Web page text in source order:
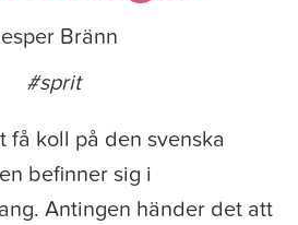
Bränn
#sprit
få koll på den svenska
befinner sig i
Antingen händer det att